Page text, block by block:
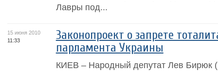
Лавры под...
15 июня 2010
11:33
Законопроект о запрете
парламента Украины
КИЕВ – Народный депутат Лев Бирюк